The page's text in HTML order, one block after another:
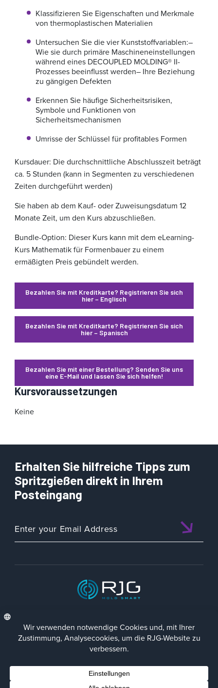
Klassifizieren Sie Eigenschaften und Merkmale
von thermoplastischen Materialien
Untersuchen Sie die vier Kunststoffvariablen:–
Wie sie durch primäre Maschineneinstellungen
während eines DECOUPLED MOLDING® II-
Prozesses beeinflusst werden– Ihre Beziehung
zu gängigen Defekten
Erkennen Sie häufige Sicherheitsrisiken,
Symbole und Funktionen von
Sicherheitsmechanismen
Umrisse der Schlüssel für profitables Formen
Kursdauer: Die durchschnittliche Abschlusszeit beträgt
ca. 5 Stunden (kann in Segmenten zu verschiedenen
Zeiten durchgeführt werden)
Sie haben ab dem Kauf- oder Zuweisungsdatum 12
Monate Zeit, um den Kurs abzuschließen.
Bundle-Option: Dieser Kurs kann mit dem eLearning-
Kurs Mathematik für Formenbauer zu einem
ermäßigten Preis gebündelt werden.
Bezahlen Sie mit Kreditkarte? Registrieren Sie sich
hier – Englisch
Bezahlen Sie mit Kreditkarte? Registrieren Sie sich
hier – Spanisch
Bezahlen Sie mit einer Bestellung? Senden Sie uns
eine E-Mail und lassen Sie sich helfen!
Kursvoraussetzungen
Keine
Erhalten Sie hilfreiche Tipps zum
Spritzgießen direkt in Ihrem
Posteingang
Datenschutz-Richtlinie